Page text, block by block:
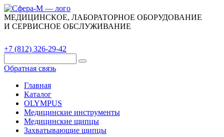
МЕДИЦИНСКОЕ, ЛАБОРАТОРНОЕ ОБОРУДОВАНИЕ
И СЕРВИСНОЕ ОБСЛУЖИВАНИЕ
+7 (812) 326-29-42
Обратная связь
Главная
Каталог
OLYMPUS
Медицинские инструменты
Медицинские щипцы
Захватывающие щипцы